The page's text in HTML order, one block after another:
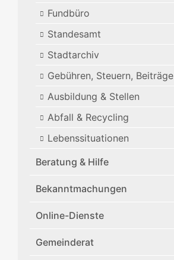
Fundbüro
Standesamt
Stadtarchiv
Gebühren, Steuern, Beiträge
Ausbildung & Stellen
Abfall & Recycling
Lebenssituationen
Beratung & Hilfe
Bekanntmachungen
Online-Dienste
Gemeinderat